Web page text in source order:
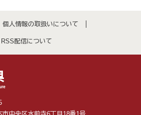
個人情報の取扱いについて
RSS配信について